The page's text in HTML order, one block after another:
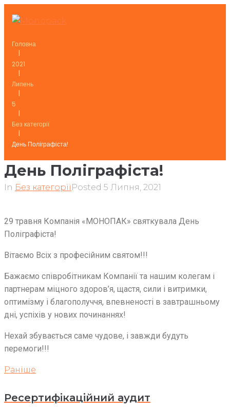
to
Головна
|
2021
|
Липень
|
5
|
Без категорії
|
День Поліграфіста!
День Поліграфіста!
In Без категоріїPosted 5 Липня, 2021
29 травня Компанія «МОНОПАК» святкувала День
Поліграфіста!
Вітаємо Всіх з професійним святом!!!
Бажаємо співробітникам Компанії та нашим колегам і
партнерам міцного здоров’я, щастя, сили і витримки,
оптимізму і благополуччя, впевненості в завтрашньому
дні, успіхів у нових починаннях!
Нехай збувається саме чудове, і завжди будуть
перемоги!!!
Навігація
записів
Раніше
Раніше
Ресертифікаційний аудит